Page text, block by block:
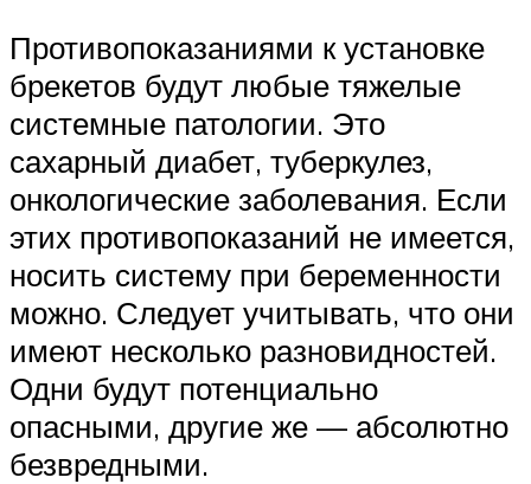
Противопоказаниями к установке
брекетов будут любые тяжелые
системные патологии. Это
сахарный диабет, туберкулез,
онкологические заболевания. Если
этих противопоказаний не имеется,
носить систему при беременности
можно. Следует учитывать, что они
имеют несколько разновидностей.
Одни будут потенциально
опасными, другие же — абсолютно
безвредными.